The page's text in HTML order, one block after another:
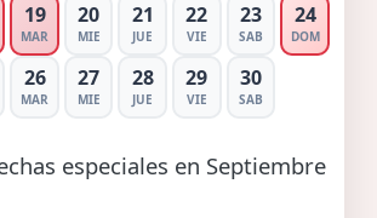
19
MAR
20
MIE
21
JUE
22
VIE
23
SAB
24
DOM
26
MAR
27
MIE
28
JUE
29
VIE
30
SAB
especiales en Septiembre